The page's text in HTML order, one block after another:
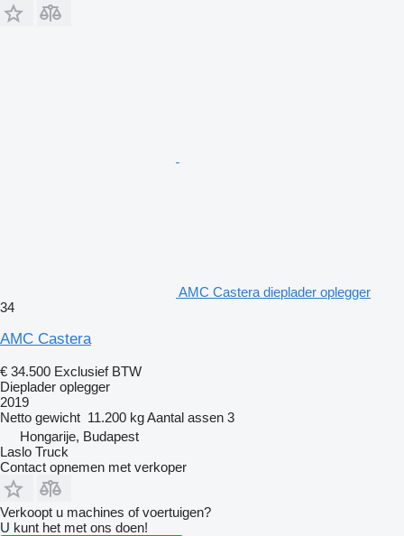
AMC Castera dieplader oplegger
34
AMC Castera
€ 34.500 Exclusief BTW
Dieplader oplegger
2019
Netto gewicht 11.200 kgAantal assen 3
Hongarije, Budapest
Laslo Truck
Contact opnemen met verkoper
Verkoopt u machines of voertuigen?
U kunt het met ons doen!